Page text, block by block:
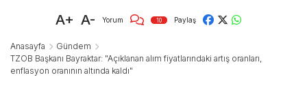
A+ A- Yorum 10 Paylaş
Anasayfa
Gündem
TZOB Başkanı Bayraktar: "Açıklanan alım fiyatlarındaki artış oranları,
enflasyon oranının altında kaldı"